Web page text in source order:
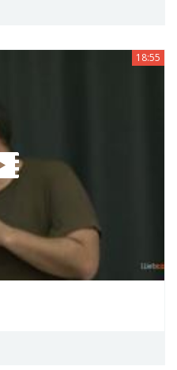
18:55